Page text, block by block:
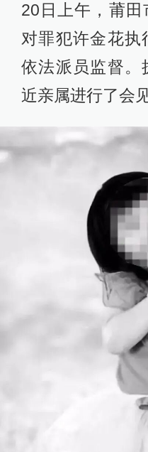
20日上午，莆
对罪犯许金花执
依法派员监督。
近亲属进行了会见